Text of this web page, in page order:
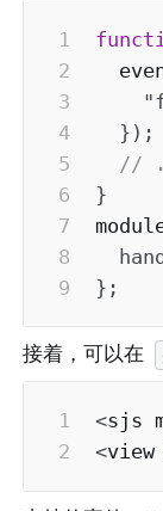
} ) ;
//
}
} ;
接着，可以在
<sjs
<view